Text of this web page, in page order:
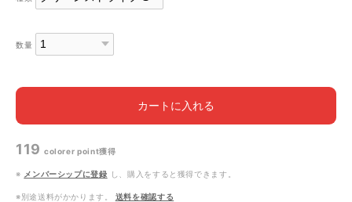
数量
カートに入れる
119 colorer point獲得
※ メンバーシップに登録 し、購入をすると獲得できます。
※別途送料がかかります。 送料を確認する